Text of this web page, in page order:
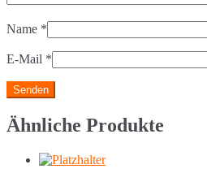
Name *
E-Mail *
Ähnliche Produkte